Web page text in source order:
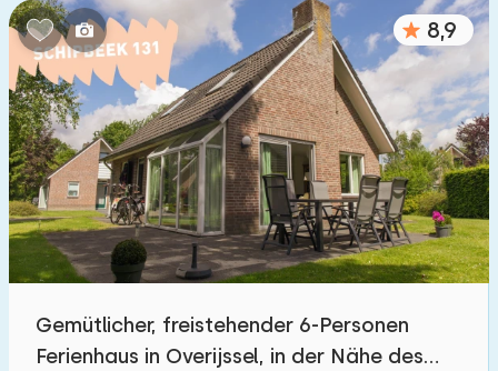
8,9
Gemütlicher, freistehender 6-Personen
Ferienhaus in Overijssel, in der Nähe des